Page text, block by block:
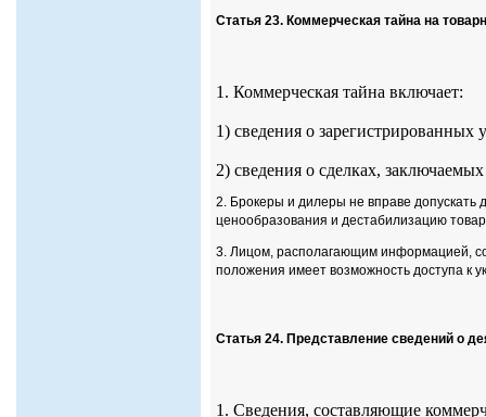
Статья 23. Коммерческая тайна на
1. Коммерческая тайна включает:
1) сведения о зарегистрированных
2) сведения о сделках,
2. Брокеры и дилеры не вправе допускать
ценообразования и дестабилизацию
3. Лицом, располагающим информацией,
положения имеет возможность доступа к
Статья 24. Представление сведений о
1. Сведения, составляющие